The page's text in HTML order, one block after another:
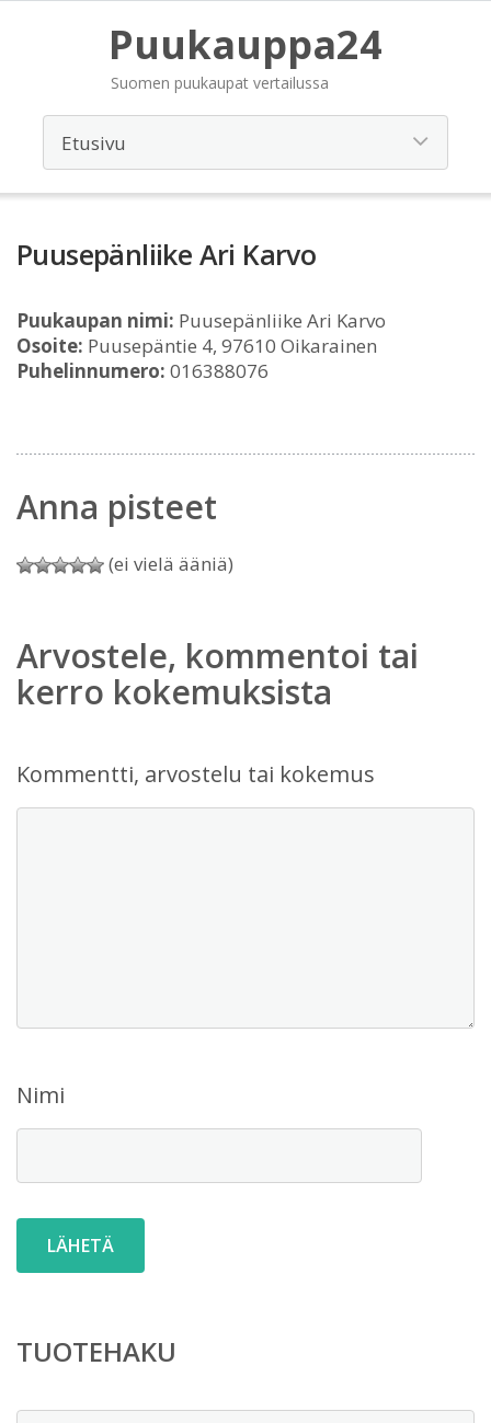
Puukauppa24
Suomen puukaupat vertailussa
Puusepänliike Ari Karvo
Puukaupan nimi: Puusepänliike Ari Karvo
Osoite: Puusepäntie 4, 97610 Oikarainen
Puhelinnumero: 016388076
Anna pisteet
(ei vielä ääniä)
Arvostele, kommentoi tai
kerro kokemuksista
Kommentti, arvostelu tai kokemus
Nimi
TUOTEHAKU